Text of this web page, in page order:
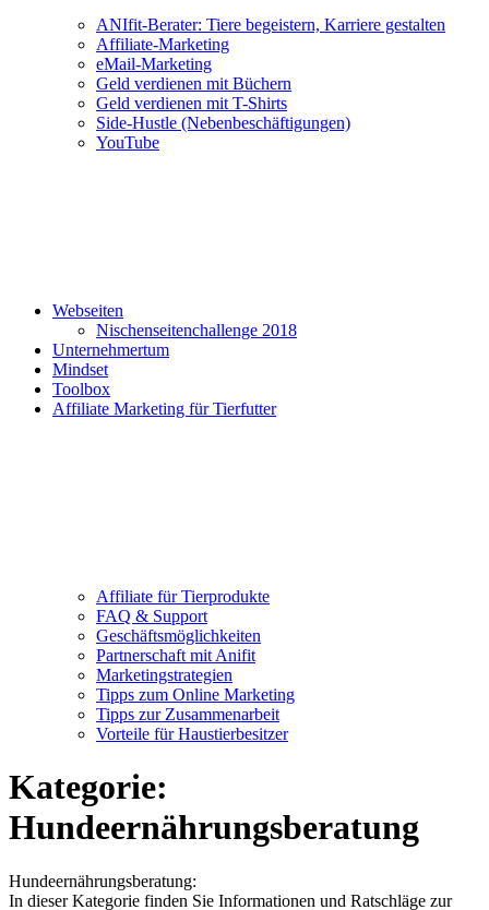
ANIfit-Berater: Tiere begeistern, Karriere gestalten
Affiliate-Marketing
eMail-Marketing
Geld verdienen mit Büchern
Geld verdienen mit T-Shirts
Side-Hustle (Nebenbeschäftigungen)
YouTube
Webseiten
Nischenseitenchallenge 2018
Unternehmertum
Mindset
Toolbox
Affiliate Marketing für Tierfutter
Affiliate für Tierprodukte
FAQ & Support
Geschäftsmöglichkeiten
Partnerschaft mit Anifit
Marketingstrategien
Tipps zum Online Marketing
Tipps zur Zusammenarbeit
Vorteile für Haustierbesitzer
Kategorie:
Hundeernährungsberatung
Hundeernährungsberatung:
In dieser Kategorie finden Sie Informationen und Ratschläge zur